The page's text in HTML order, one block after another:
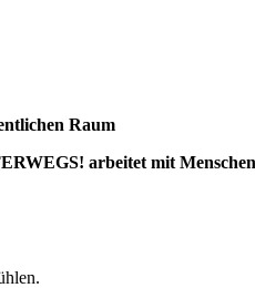
Raum
arbeitet mit